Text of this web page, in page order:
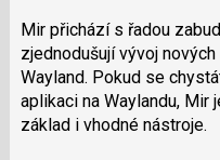
Mir přichází s řadou
zjednodušují vývoj
Wayland. Pokud se
aplikaci na Waylandu,
základ i vhodné nástroje.